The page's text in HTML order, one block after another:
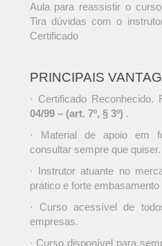
Aula para reassistir o
Tira dúvidas com o
Certificado
PRINCIPAIS
· Certificado Reconhecido.
04/99 – (art. 7º, § 3º) .
· Material de apoio em
consultar sempre que quiser.
· Instrutor atuante no
prático e forte embasamento
· Curso acessível de
empresas.
· Curso disponível para